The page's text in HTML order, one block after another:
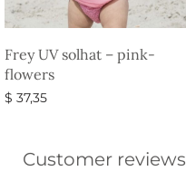
Frey UV solhat – pink-
flowers
$ 37,35
Customer reviews